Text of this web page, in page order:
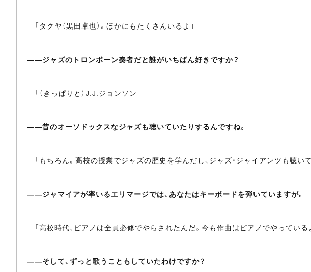
「タクヤ（黒田卓也）。ほかにもたくさんいるよ」
――ジャズのトロンボーン奏者だと誰がいちばん好きですか？
「（きっぱりと） J.J.ジョンソン 」
――昔のオーソドックスなジャズも聴いていたりするんですね。
「もちろん。高校の授業でジャズの歴史を学んだし、ジャズ・ジャイアンツも聴い
――ジャマイアが率いるエリマージでは、あなたはキーボードを弾いていますが。
「高校時代、ピアノは全員必修でやらされたんだ。今も作曲はピアノでやっている
――そして、ずっと歌うこともしていたわけですか？